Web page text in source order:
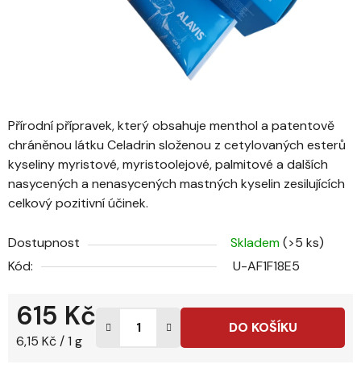
Přírodní přípravek, který obsahuje menthol a patentově
chráněnou látku Celadrin složenou z cetylovaných esterů
kyseliny myristové, myristoolejové, palmitové a dalších
nasycených a nenasycených mastných kyselin zesilujících
celkový pozitivní účinek.
Dostupnost Skladem(>5 ks)
Kód:
U-AF1F18E5
615 Kč
Měrná cena:
6,15 Kč / 1 g
DO KOŠÍKU